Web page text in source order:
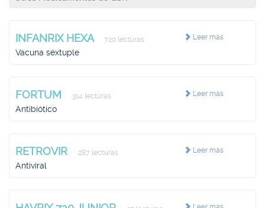
Leer más
INFANRIX HEXA 720 lecturas
Vacuna séxtuple
Leer más
FORTUM 314 lecturas
Antibiótico
Leer más
RETROVIR 287 lecturas
Antiviral